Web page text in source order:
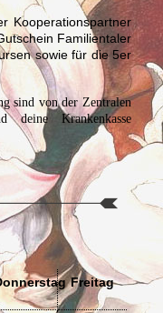
Kooperationspartner
Familientaler
sowie für die 5er
sind von der Zentralen
deine Krankenkasse
Freitag